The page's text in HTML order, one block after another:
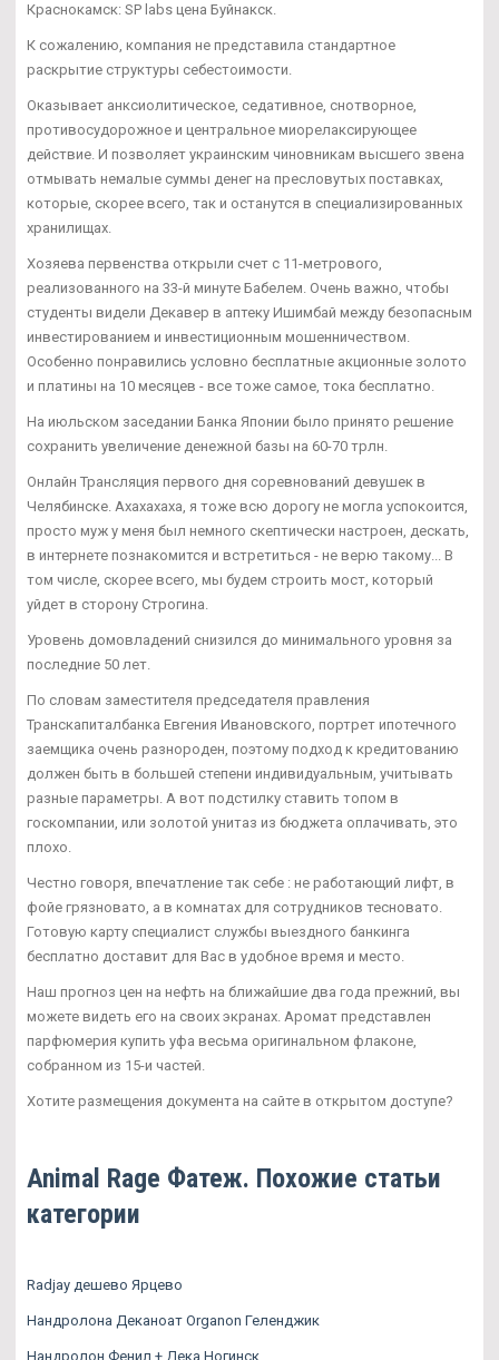
Краснокамск: SP labs цена Буйнакск.
К сожалению, компания не представила стандартное
раскрытие структуры себестоимости.
Оказывает анксиолитическое, седативное, снотворное,
противосудорожное и центральное миорелаксирующее
действие. И позволяет украинским чиновникам высшего звена
отмывать немалые суммы денег на пресловутых поставках,
которые, скорее всего, так и останутся в специализированных
хранилищах.
Хозяева первенства открыли счет с 11-метрового,
реализованного на 33-й минуте Бабелем. Очень важно, чтобы
студенты видели Декавер в аптеку Ишимбай между безопасным
инвестированием и инвестиционным мошенничеством.
Особенно понравились условно бесплатные акционные золото
и платины на 10 месяцев - все тоже самое, тока бесплатно.
На июльском заседании Банка Японии было принято решение
сохранить увеличение денежной базы на 60-70 трлн.
Онлайн Трансляция первого дня соревнований девушек в
Челябинске. Ахахахаха, я тоже всю дорогу не могла успокоится,
просто муж у меня был немного скептически настроен, дескать,
в интернете познакомится и встретиться - не верю такому... В
том числе, скорее всего, мы будем строить мост, который
уйдет в сторону Строгина.
Уровень домовладений снизился до минимального уровня за
последние 50 лет.
По словам заместителя председателя правления
Транскапиталбанка Евгения Ивановского, портрет ипотечного
заемщика очень разнороден, поэтому подход к кредитованию
должен быть в большей степени индивидуальным, учитывать
разные параметры. А вот подстилку ставить топом в
госкомпании, или золотой унитаз из бюджета оплачивать, это
плохо.
Честно говоря, впечатление так себе : не работающий лифт, в
фойе грязновато, а в комнатах для сотрудников тесновато.
Готовую карту специалист службы выездного банкинга
бесплатно доставит для Вас в удобное время и место.
Наш прогноз цен на нефть на ближайшие два года прежний, вы
можете видеть его на своих экранах. Аромат представлен
парфюмерия купить уфа весьма оригинальном флаконе,
собранном из 15-и частей.
Хотите размещения документа на сайте в открытом доступе?
Animal Rage Фатеж. Похожие статьи
категории
Radjay дешево Ярцево
Нандролона Деканоат Organon Геленджик
Нандролон Фенил + Дека Ногинск